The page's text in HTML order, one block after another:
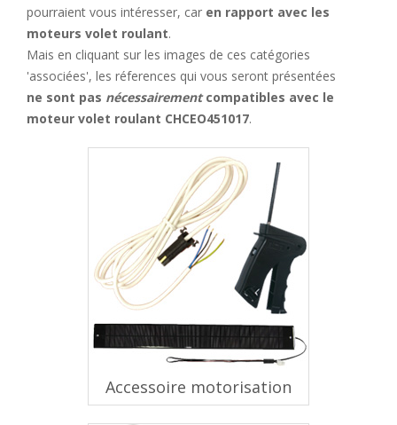
pourraient vous intéresser, car en rapport avec les
moteurs volet roulant.
Mais en cliquant sur les images de ces catégories
'associées', les réferences qui vous seront présentées
ne sont pas nécessairementcompatibles avec le
moteur volet roulant CHCEO451017.
Accessoire motorisation